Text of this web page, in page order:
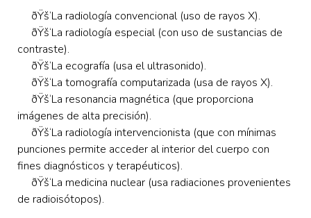
ðŸš‘La radiología convencional (uso de rayos X).
ðŸš‘La radiología especial (con uso de sustancias de
contraste).
ðŸš‘La ecografía (usa el ultrasonido).
ðŸš‘La tomografía computarizada (usa de rayos X).
ðŸš‘La resonancia magnética (que proporciona
imágenes de alta precisión).
ðŸš‘La radiología intervencionista (que con mínimas
punciones permite acceder al interior del cuerpo con
fines diagnósticos y terapéuticos).
ðŸš‘La medicina nuclear (usa radiaciones provenientes
de radioisótopos).